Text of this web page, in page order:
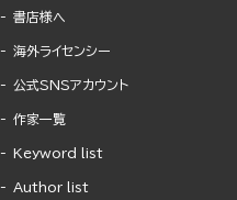
書店様へ
海外ライセンシー
公式SNSアカウント
作家一覧
Keyword list
Author list